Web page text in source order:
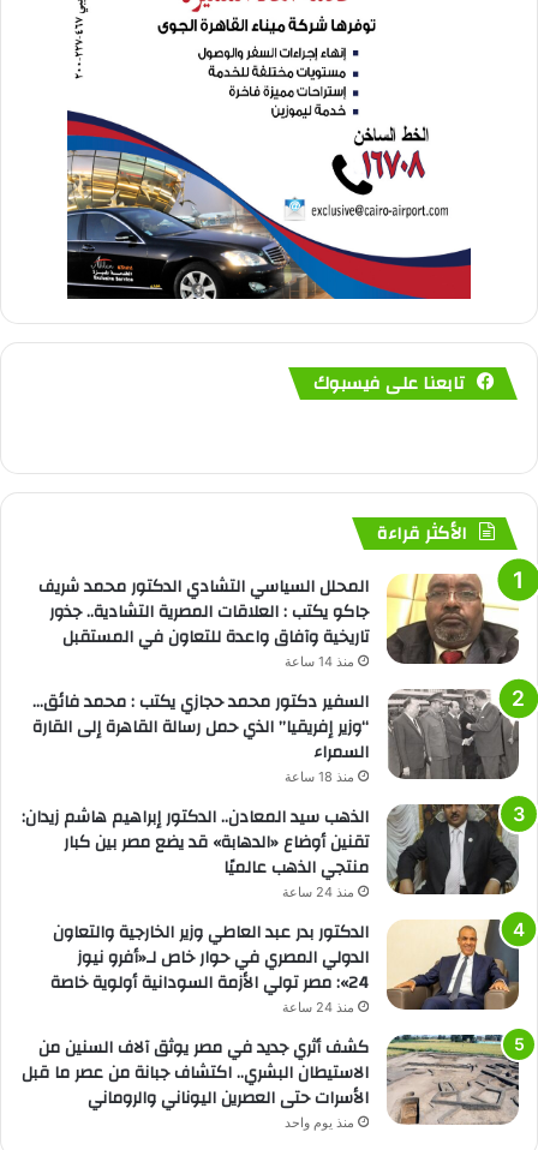
تابعنا على فيسبوك
الأكثر قراءة
المحلل السياسي التشادي الدكتور محمد شريف
جاكو يكتب : العلاقات المصرية التشادية.. جذور
تاريخية وآفاق واعدة للتعاون في المستقبل
منذ 14 ساعة
السفير دكتور محمد حجازي يكتب : محمد فائق…
“وزير إفريقيا” الذي حمل رسالة القاهرة إلى القارة
السمراء
منذ 18 ساعة
الذهب سيد المعادن.. الدكتور إبراهيم هاشم زيدان:
تقنين أوضاع «الدهابة» قد يضع مصر بين كبار
منتجي الذهب عالميًا
منذ 24 ساعة
الدكتور بدر عبد العاطي وزير الخارجية والتعاون
الدولي المصري في حوار خاص لـ«أفرو نيوز
24»: مصر تولي الأزمة السودانية أولوية خاصة
منذ 24 ساعة
كشف أثري جديد في مصر يوثق آلاف السنين من
الاستيطان البشري.. اكتشاف جبانة من عصر ما قبل
الأسرات حتى العصرين اليوناني والروماني
منذ يوم واحد